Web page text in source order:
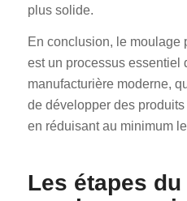
plus solide.
En conclusion, le moulage
est un processus essentiel
manufacturière moderne,
de développer des
en réduisant au minimum
Les étapes